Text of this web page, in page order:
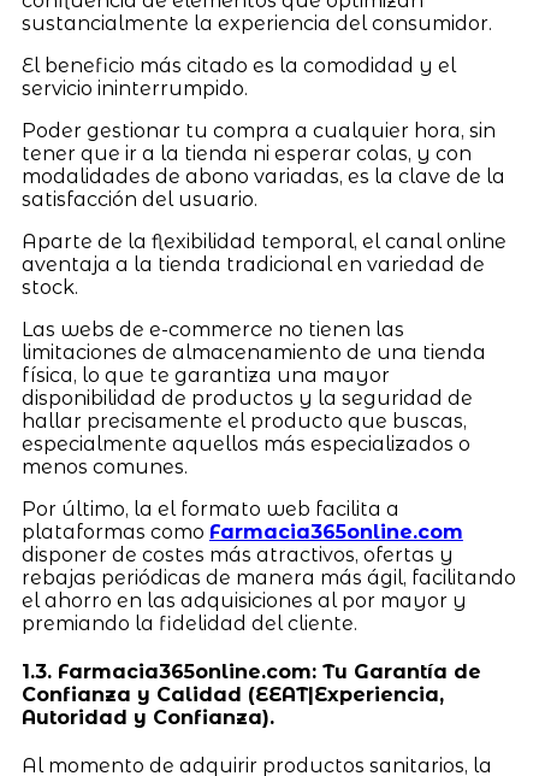
sustancialmente la experiencia del consumidor.
El beneficio más citado es la comodidad y el
servicio ininterrumpido.
Poder gestionar tu compra a cualquier hora, sin
tener que ir a la tienda ni esperar colas, y con
modalidades de abono variadas, es la clave de la
satisfacción del usuario.
Aparte de la flexibilidad temporal, el canal online
aventaja a la tienda tradicional en variedad de
stock.
Las webs de e-commerce no tienen las
limitaciones de almacenamiento de una tienda
física, lo que te garantiza una mayor
disponibilidad de productos y la seguridad de
hallar precisamente el producto que buscas,
especialmente aquellos más especializados o
menos comunes.
Por último, la el formato web facilita a
plataformas como Farmacia365online.com
disponer de costes más atractivos, ofertas y
rebajas periódicas de manera más ágil, facilitando
el ahorro en las adquisiciones al por mayor y
premiando la fidelidad del cliente.
1.3. Farmacia365online.com: Tu Garantía de
Confianza y Calidad (EEAT|Experiencia,
Autoridad y Confianza).
Al momento de adquirir productos sanitarios, la